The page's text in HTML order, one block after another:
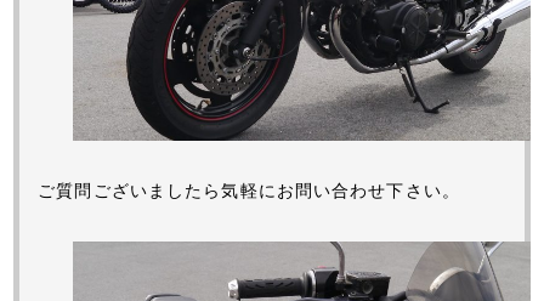
ご質問ございましたら気軽にお問い合わせ下さい。